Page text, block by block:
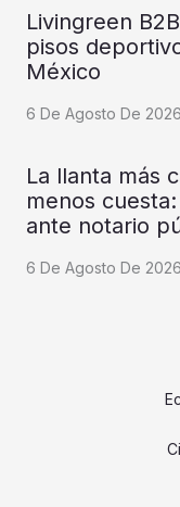
Livingreen
pisos
México
6 De Agosto De 2026
La llanta más
menos
ante notario
6 De Agosto De 2026